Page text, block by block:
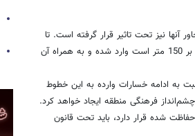
آنها نیز تحت تاثیر قرار گرفته است. تا
کنون، خسارات غیرقابل مرمتی به تعدادی از این خطوط که طول آنها بالغ بر 150 متر است وارد شده و به همراه آن
به ادامه خسارات وارده به این خطوط
فرهنگی منطقه ایجاد خواهد کرد.
شده قرار دارد، باید تحت قانون